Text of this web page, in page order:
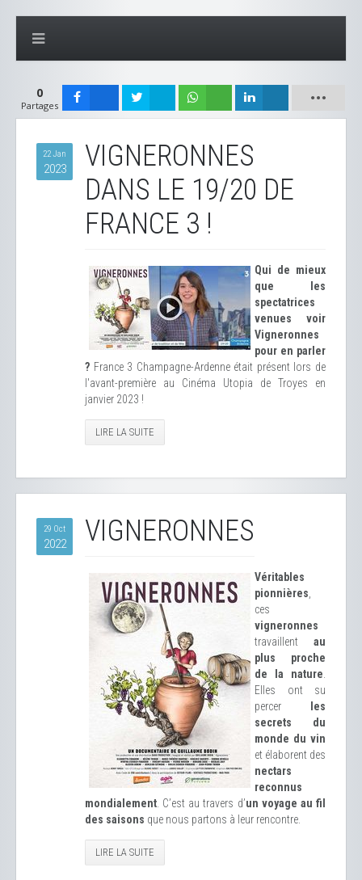
0
Partages
22 Jan
2023
VIGNERONNES
DANS LE 19/20 DE
FRANCE 3 !
Qui de mieux
que les
spectatrices
venues voir
Vigneronnes
pour en parler
? France 3 Champagne-Ardenne était présent lors de
l'avant-première au Cinéma Utopia de Troyes en
janvier 2023 !
LIRE LA SUITE
29 Oct
2022 VIGNERONNES
Véritables
pionnières
ces
vigneronnes
travaillent au
plus proche
de la nature
Elles ont su
percer
les
secrets du
monde du vin
et élaborent des
nectars
reconnus
mondialement . C’est au travers d’un voyage au fil
des saisons que nous partons à leur rencontre.
LIRE LA SUITE